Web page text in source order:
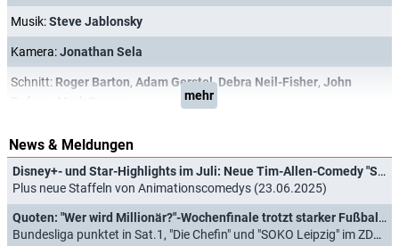
Musik:Steve Jablonsky
Kamera:Jonathan Sela
Schnitt: Roger Barton, Adam Gerstel,Debra Neil-Fisher, John
mehr
News & Meldungen
Disney+- und Star-Highlights im Juli: Neue Tim-Allen-Comedy "Shifting Gears" und "Die Landarztpraxis"
Plus neue Staffeln von Animationscomedys (23.06.2025)
Quoten: "Wer wird Millionär?"-Wochenfinale trotzt starker Fußball- und Krimi-Konkurrenz
Bundesliga punktet in Sat.1, "Die Chefin" und "SOKO Leipzig" im ZDF (11.01.2025)